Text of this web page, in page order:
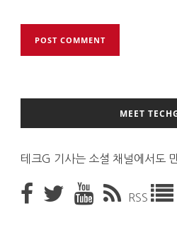
MEET
테크G 기사는 소셜 채널에서도
RSS